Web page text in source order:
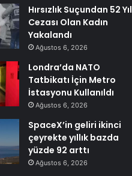
Hırsızlık Suçundan 52 Yıl
Cezası Olan Kadın
Yakalandı
Ağustos 6, 2026
Londra’da NATO
Tatbikatı İçin Metro
İstasyonu Kullanıldı
Ağustos 6, 2026
SpaceX’in geliri ikinci
çeyrekte yıllık bazda
yüzde 92 arttı
Ağustos 6, 2026